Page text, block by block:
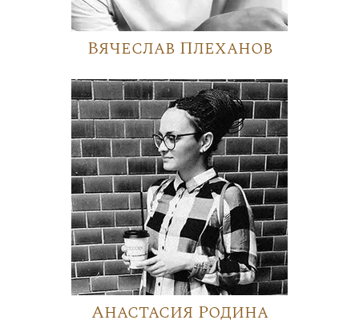
Вячеслав Плеханов
Анастасия Родина